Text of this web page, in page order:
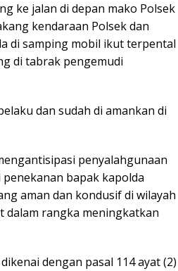
ke jalan di depan mako Polsek
kendaraan Polsek dan
di samping mobil ikut terpental
di tabrak pengemudi
dan sudah di amankan di
penyalahgunaan
bapak kapolda
aman dan kondusif di wilayah
dalam rangka meningkatkan
dengan pasal 114 ayat (2)